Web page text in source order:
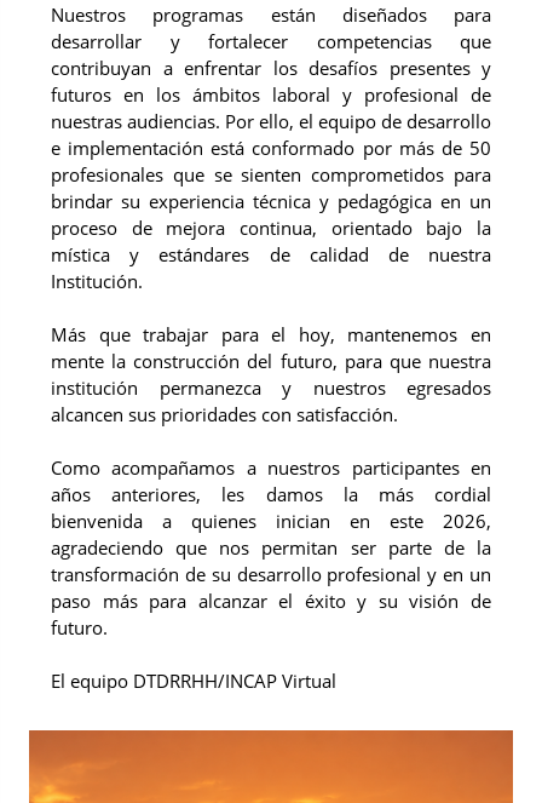
Nuestros programas están diseñados para
desarrollar y fortalecer competencias que
contribuyan a enfrentar los desafíos presentes y
futuros en los ámbitos laboral y profesional de
nuestras audiencias. Por ello, el equipo de desarrollo
e implementación está conformado por más de 50
profesionales que se sienten comprometidos para
brindar su experiencia técnica y pedagógica en un
proceso de mejora continua, orientado bajo la
mística y estándares de calidad de nuestra
Institución.
Más que trabajar para el hoy, mantenemos en
mente la construcción del futuro, para que nuestra
institución permanezca y nuestros egresados
alcancen sus prioridades con satisfacción.
Como acompañamos a nuestros participantes en
años anteriores, les damos la más cordial
bienvenida a quienes inician en este 2026,
agradeciendo que nos permitan ser parte de la
transformación de su desarrollo profesional y en un
paso más para alcanzar el éxito y su visión de
futuro.
El equipo DTDRRHH/INCAP Virtual